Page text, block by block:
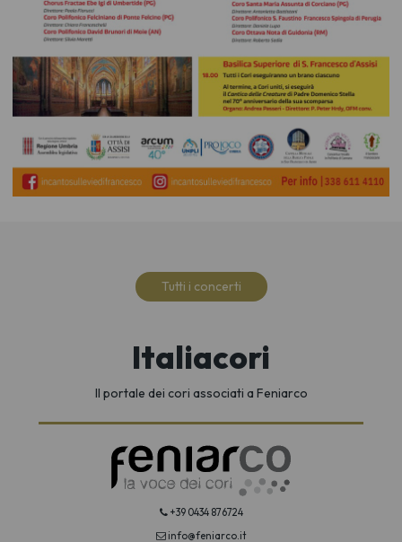
Tutti i concerti
Italiacori
Il portale dei cori associati a Feniarco
+39 0434 876724
info@feniarco.it